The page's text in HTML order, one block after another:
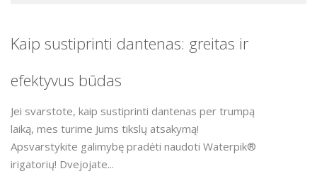
Kaip sustiprinti dantenas: greitas ir
efektyvus būdas
Jei svarstote, kaip sustiprinti dantenas per trumpą
laiką, mes turime Jums tikslų atsakymą!
Apsvarstykite galimybę pradėti naudoti Waterpik®
irigatorių! Dvejojate...